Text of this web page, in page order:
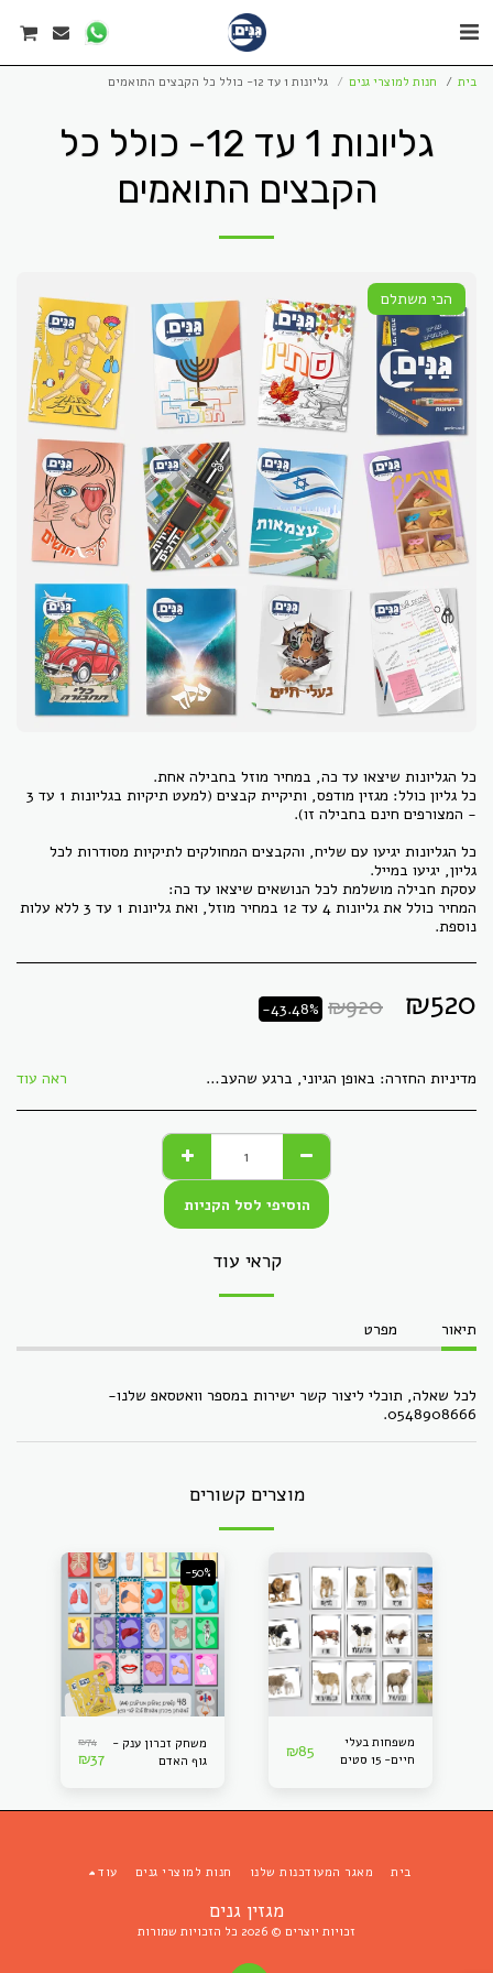
בית חנות למוצרי גנים גליונות 1 עד 12- כולל כל הקבצים התואמים
גליונות 1 עד 12- כולל כל
הקבצים התואמים
הכי משתלם
כל גליון כולל: מגזין מודפס, ותיקיית קבצים (למעט תיקיות בגליונות 1 עד 3
כל הגליונות יגיעו עם שליח, והקבצים המחולקים לתיקיות מסודרות לכל
המחיר כולל את גליונות 4 עד 12 במחיר מוזל, ואת גליונות 1 עד 3 ללא עלות
נוספת.
₪520
₪920
-43.48%
מדיניות החזרה: באופן הגיוני, ברגע שהעברנו לך חומר דיגיטלי, לא ניתן &quot;להחזיר&quot; אותו, כמו קבצים. כל מוצר אחר, ניתן להחזירו באריזתו המקורית, ללא פגמים, תוך 30 ימי עסקים. הזיכוי יתקבל בעת הגעת המוצר חזרה בשלמותו. ראה עוד
הוסיפי לסל הקניות
קראי עוד
תיאור מפרט
לכל שאלה, תוכלי ליצור קשר ישירות במספר וואטסאפ שלנו-
0548908666.
מוצרים קשורים
משפחות בעלי
חיים- 15 סטים
₪85
-50%
משחק זכרון ענק -
גוף האדם
₪74
₪37
מגזין גנים
זכויות יוצרים © 2026 כל הזכויות שמורות
בית מאגר המעודכנות שלנו חנות למוצרי גנים עוד